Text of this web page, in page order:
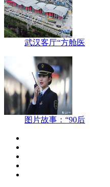
武汉客厅“方舱医
图片故事：“90后